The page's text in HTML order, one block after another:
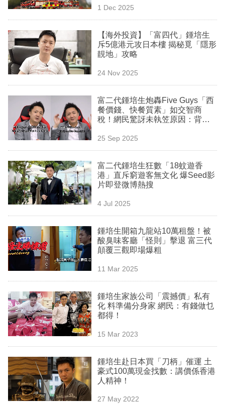
科
技
職
場
生
時
事
欄
訂
閱
區
1 Dec 2025
【海外投資】「富四代」鍾培生
斥5億港元攻日本樓 揭秘覓「隱形
靚地」攻略
24 Nov 2025
富二代鍾培生炮轟Five Guys「西
餐價錢、快餐質素」如交智商
稅！網民驚訝未執笠原因：背後
25 Sep 2025
富二代鍾培生狂數「18蚊遊香
港」直斥窮遊客無文化 爆Seed影
片即登微博熱搜
4 Jul 2025
鍾培生開箱九龍站10萬租盤！被
酸臭味客廳「怪則」擊退 富三代
顛覆三觀即場爆粗
11 Mar 2025
鍾培生家族公司「震撼價」私有
化 料準備分身家 網民：有錢做乜
都得！
15 Mar 2023
鍾培生赴日本買「刀柄」催運 土
豪式100萬現金找數：講價係香港
人精神！
27 May 2022